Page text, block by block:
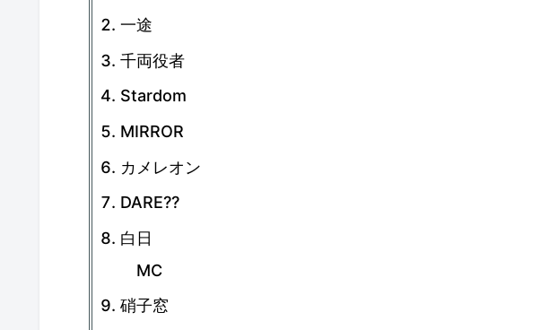
一途
千両役者
Stardom
MIRROR
カメレオン
DARE??
白日
MC
硝子窓